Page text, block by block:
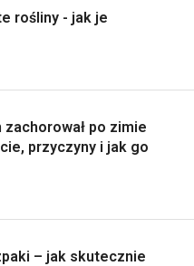
rośliny - jak je
zachorował po zimie
przyczyny i jak go
– jak skutecznie